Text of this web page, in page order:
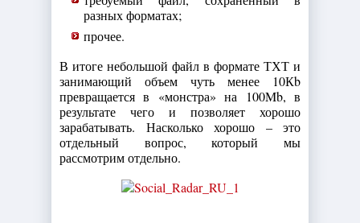
разных форматах;
прочее.
В итоге небольшой файл в формате ТХТ и
занимающий объем чуть менее 10Кb
превращается в «монстра» на 100Mb, в
результате чего и позволяет хорошо
зарабатывать. Насколько хорошо – это
отдельный вопрос, который мы
рассмотрим отдельно.